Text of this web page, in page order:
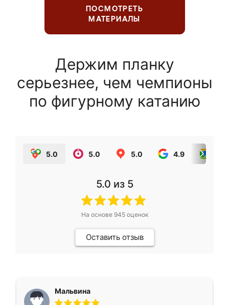
ПОСМОТРЕТЬ
МАТЕРИАЛЫ
Держим планку
серьезнее, чем чемпионы
по фигурному катанию
5.0 5.0 5.0 4.9
5.0 из 5
На основе 945оценок
Оставить отзыв
Мальвина